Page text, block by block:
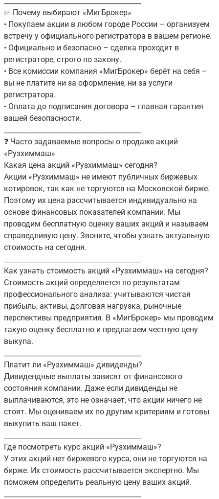
✅ Почему выбирают «МигБрокер»
• Покупаем акции в любом городе России – организуем
встречу у официального регистратора в вашем регионе.
• Официально и безопасно – сделка проходит в
регистраторе, строго по закону.
• Все комиссии компания «МигБрокер» берёт на себя –
вы не платите ни за оформление, ни за услуги
регистратора.
• Оплата до подписания договора – главная гарантия
вашей безопасности.
❓ Часто задаваемые вопросы о продаже акций
«Рузхиммаш»
Какая цена акций «Рузхиммаш» сегодня?
Акции «Рузхиммаш» не имеют публичных биржевых
котировок, так как не торгуются на Московской бирже.
Поэтому их цена рассчитывается индивидуально на
основе финансовых показателей компании. Мы
проводим бесплатную оценку ваших акций и называем
справедливую цену. Звоните, чтобы узнать актуальную
стоимость на сегодня.
Как узнать стоимость акций «Рузхиммаш» на сегодня?
Стоимость акций определяется по результатам
профессионального анализа: учитываются чистая
прибыль, активы, долговая нагрузка, рыночные
перспективы предприятия. В «МигБрокер» мы проводим
такую оценку бесплатно и предлагаем честную цену
выкупа.
Платит ли «Рузхиммаш» дивиденды?
Дивидендные выплаты зависят от финансового
состояния компании. Даже если дивиденды не
выплачиваются, это не означает, что акции ничего не
стоят. Мы оцениваем их по другим критериям и готовы
выкупить ваш пакет.
Где посмотреть курс акций «Рузхиммаш»?
У этих акций нет биржевого курса, они не торгуются на
бирже. Их стоимость рассчитывается экспертно. Мы
поможем определить реальную цену ваших акций.